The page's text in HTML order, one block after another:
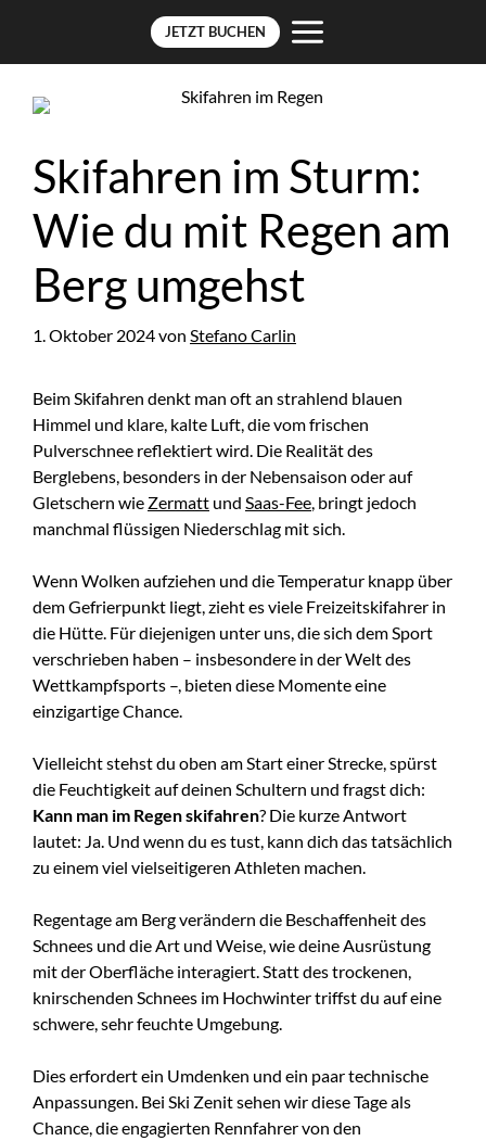
JETZT BUCHEN
Inhalt
Skifahren im Sturm:
Wie du mit Regen am
Berg umgehst
1. Oktober 2024von Stefano Carlin
Beim Skifahren denkt man oft an strahlend blauen
Himmel und klare, kalte Luft, die vom frischen
Pulverschnee reflektiert wird. Die Realität des
Berglebens, besonders in der Nebensaison oder auf
Gletschern wie Zermatt und Saas-Fee, bringt jedoch
manchmal flüssigen Niederschlag mit sich.
Wenn Wolken aufziehen und die Temperatur knapp über
dem Gefrierpunkt liegt, zieht es viele Freizeitskifahrer in
die Hütte. Für diejenigen unter uns, die sich dem Sport
verschrieben haben – insbesondere in der Welt des
Wettkampfsports –, bieten diese Momente eine
einzigartige Chance.
Vielleicht stehst du oben am Start einer Strecke, spürst
die Feuchtigkeit auf deinen Schultern und fragst dich:
Kann man im Regen skifahren? Die kurze Antwort
lautet: Ja. Und wenn du es tust, kann dich das tatsächlich
zu einem viel vielseitigeren Athleten machen.
Regentage am Berg verändern die Beschaffenheit des
Schnees und die Art und Weise, wie deine Ausrüstung
mit der Oberfläche interagiert. Statt des trockenen,
knirschenden Schnees im Hochwinter triffst du auf eine
schwere, sehr feuchte Umgebung.
Dies erfordert ein Umdenken und ein paar technische
Anpassungen. Bei Ski Zenit sehen wir diese Tage als
Chance, die engagierten Rennfahrer von den